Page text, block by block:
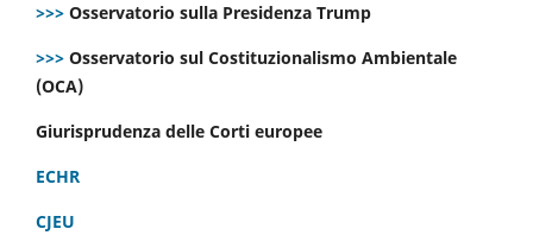
>>> Osservatorio sulla Presidenza Trump
>>> Osservatorio sul Costituzionalismo Ambientale
(OCA)
Giurisprudenza delle Corti europee
ECHR
CJEU